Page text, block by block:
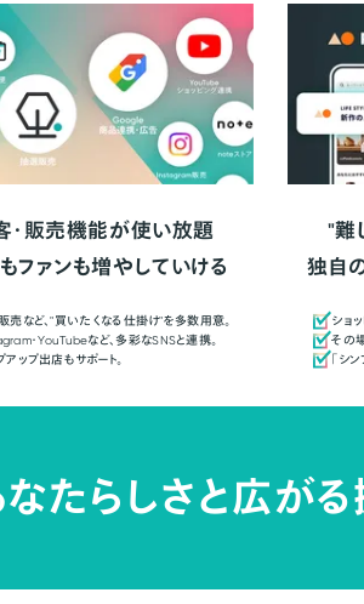
・販売機能が使い放題
ファンも増やしていける
売など、"買いたくなる仕掛け"を多数用意。
・YouTubeなど、多彩なSNSと連携。
アップ出店もサポート。
"難
独自
ショ
その
「シ
たらしさと広がる